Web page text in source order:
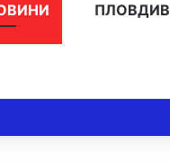
ПЛОВДИВ